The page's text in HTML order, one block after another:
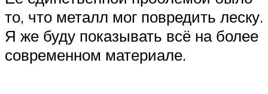
то, что металл мог повредить леску.
Я же буду показывать всё на более
современном материале.